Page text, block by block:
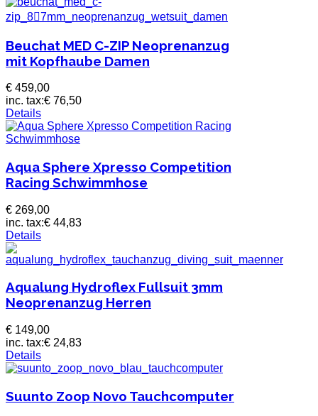
Beuchat MED C-ZIP Neoprenanzug
mit Kopfhaube Damen
€ 459,00
inc. tax:€ 76,50
Details
Aqua Sphere Xpresso Competition
Racing Schwimmhose
€ 269,00
inc. tax:€ 44,83
Details
Aqualung Hydroflex Fullsuit 3mm
Neoprenanzug Herren
€ 149,00
inc. tax:€ 24,83
Details
Suunto Zoop Novo Tauchcomputer